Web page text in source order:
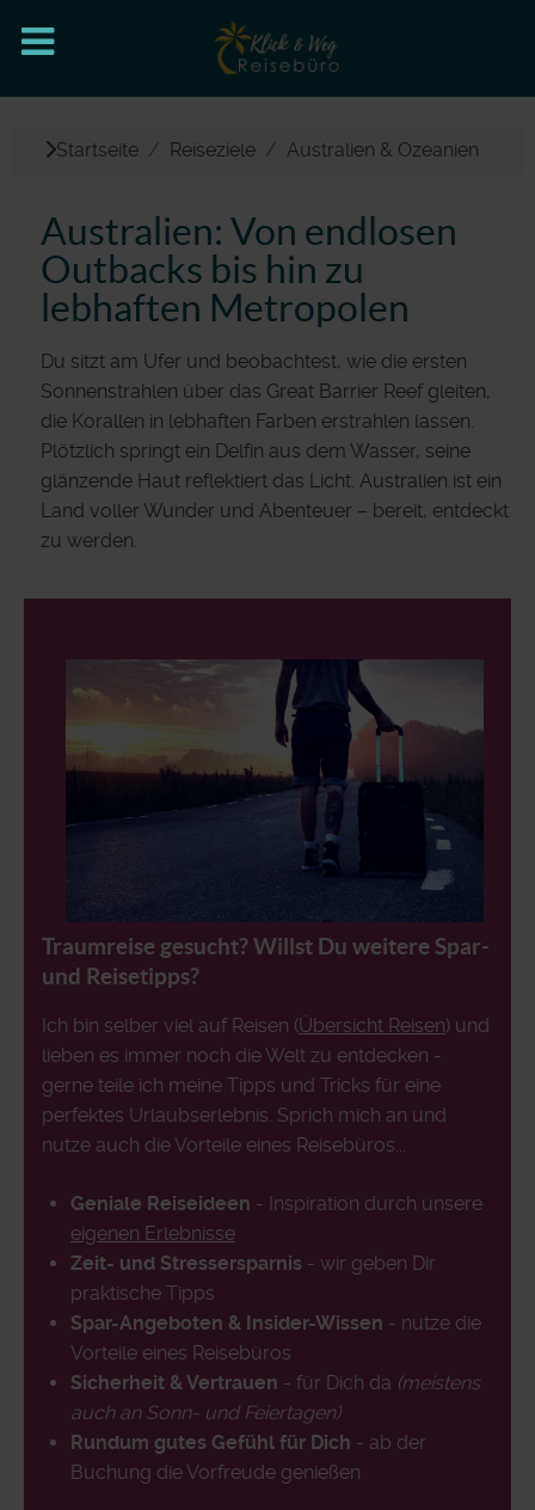
Startseite Reiseziele Australien & Ozeanien
Australien: Von endlosen
Outbacks bis hin zu
lebhaften Metropolen
Du sitzt am Ufer und beobachtest, wie die ersten
Sonnenstrahlen über das Great Barrier Reef gleiten,
die Korallen in lebhaften Farben erstrahlen lassen.
Plötzlich springt ein Delfin aus dem Wasser, seine
glänzende Haut reflektiert das Licht. Australien ist ein
Land voller Wunder und Abenteuer – bereit, entdeckt
zu werden.
Traumreise gesucht? Willst Du weitere Spar-
und Reisetipps?
Ich bin selber viel auf Reisen (Übersicht Reisen) und
lieben es immer noch die Welt zu entdecken -
gerne teile ich meine Tipps und Tricks für eine
perfektes Urlaubserlebnis. Sprich mich an und
nutze auch die Vorteile eines Reisebüros...
Geniale Reiseideen - Inspiration durch unsere
eigenen Erlebnisse
Zeit- und Stressersparnis - wir geben Dir
praktische Tipps
Spar-Angeboten & Insider-Wissen - nutze die
Vorteile eines Reisebüros
Sicherheit & Vertrauen - für Dich da (meistens
auch an Sonn- und Feiertagen)
Rundum gutes Gefühl für Dich - ab der
Buchung die Vorfreude genießen